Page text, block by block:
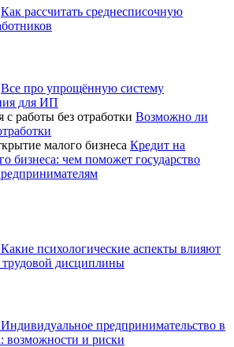
Как рассчитать среднесписочную
Все про упрощённую систему
для ИП
Возможно ли
Кредит на
бизнеса: чем поможет государство
Какие психологические аспекты влияют
дисциплины
Индивидуальное предпринимательство в
возможности и риски